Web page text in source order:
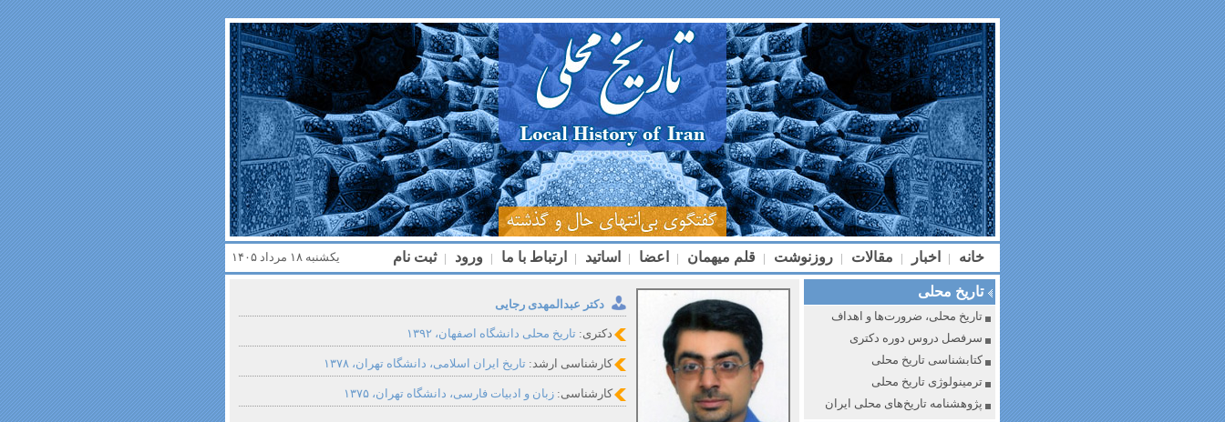
خانه | اخبار | مقالات | روزنوشت | قلم میهمان | اعضا | اساتید | ارتباط با ما | ورود | ثبت نام یکشنبه ۱۸ مرداد ۱۴۰۵
تاریخ محلی
تاریخ محلی، ضرورت‌ها و اهداف
سرفصل دروس دوره دکتری
کتابشناسی تاریخ محلی
ترمینولوژی تاریخ محلی
پژوهشنامه تاریخ‌های محلی ایران
دکتر عبدالمهدی رجایی
دکتری: تاریخ محلی دانشگاه اصفهان، ۱۳۹۲
کارشناسی ارشد: تاریخ ایران اسلامی، دانشگاه تهران، ۱۳۷۸
کارشناسی: زبان و ادبیات فارسی، دانشگاه تهران، ۱۳۷۵